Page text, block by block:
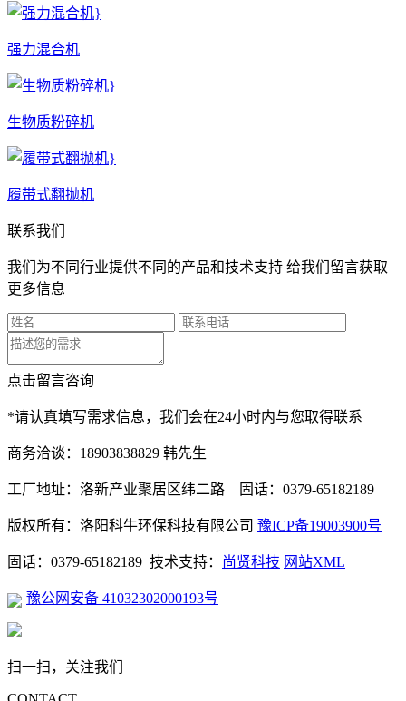
强力混合机
生物质粉碎机
履带式翻抛机
联系我们
我们为不同行业提供不同的产品和技术支持 给我们留言获取
更多信息
点击留言咨询
*请认真填写需求信息，我们会在24小时内与您取得联系
商务洽谈：18903838829 韩先生
工厂地址：洛新产业聚居区纬二路 固话：0379-65182189
版权所有：洛阳科牛环保科技有限公司 豫ICP备19003900号
固话：0379-65182189 技术支持： 尚贤科技 网站XML
豫公网安备 41032302000193号
扫一扫，关注我们